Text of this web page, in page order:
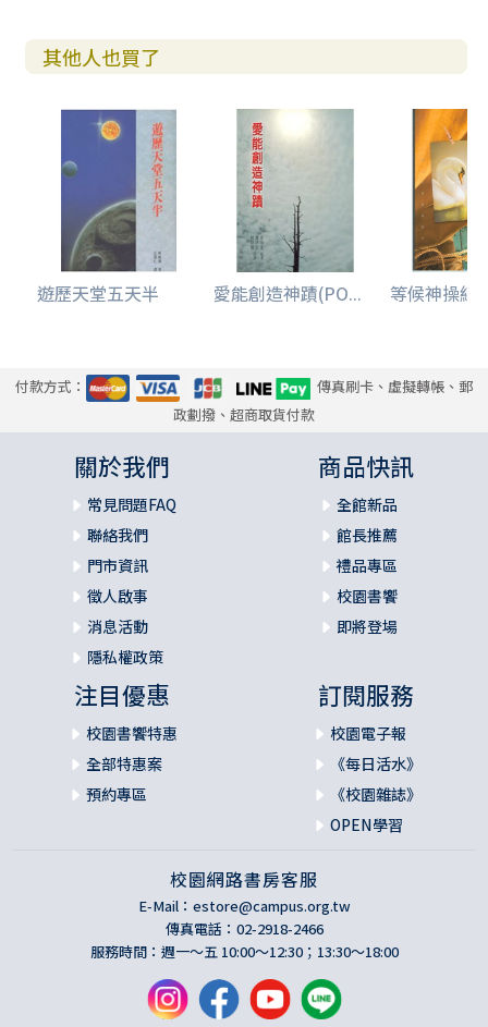
其他人也買了
遊歷天堂五天半 愛能創造神蹟(PO... 等候神操練
付款方式：
傳真刷卡、虛擬轉帳、郵
政劃撥、超商取貨付款
關於我們
常見問題FAQ
聯絡我們
門市資訊
徵人啟事
消息活動
隱私權政策
商品快訊
全館新品
館長推薦
禮品專區
校園書饗
即將登場
注目優惠
校園書饗特惠
全部特惠案
預約專區
訂閱服務
校園電子報
《每日活水》
《校園雜誌》
OPEN學習
校園網路書房客服
E-Mail： estore@campus.org.tw
傳真電話：02-2918-2466
服務時間：週一～五 10:00～12:30；13:30～18:00